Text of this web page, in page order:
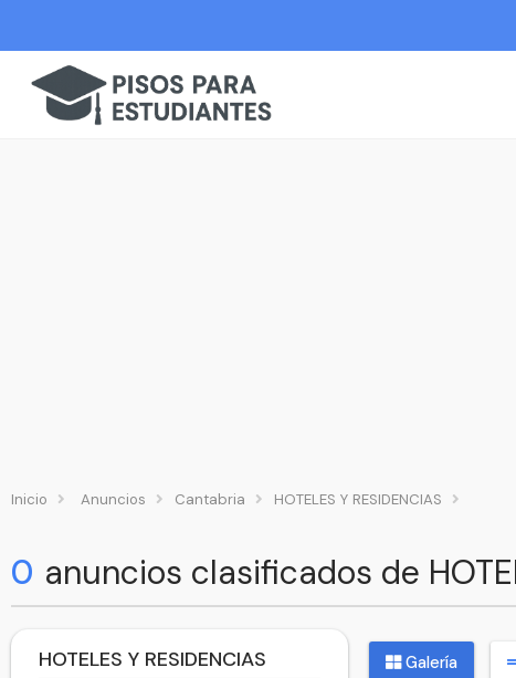
Inicio Anuncios Cantabria HOTELES Y RESIDENCIAS
0 anuncios clasificados de
HOTELES Y RESIDENCIAS Galería